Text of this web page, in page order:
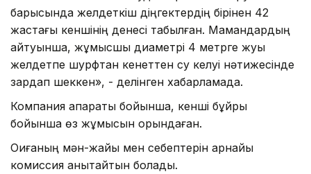
барысында желдеткіш діңгектердің бірінен 42
жастағы кеншінің денесі табылған. Мамандардың
айтуынша, жұмысшы диаметрі 4 метрге жуық
желдетпе шурфтан кенеттен су келуі нәтижесінде
зардап шеккен», - делінген хабарламада.
Компания ақпараты бойынша, кенші бұйрық
бойынша өз жұмысын орындаған.
Оқиғаның мән-жайы мен себептерін арнайы
комиссия анықтайтын болады.